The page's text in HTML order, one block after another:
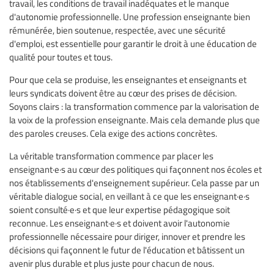
travail, les conditions de travail inadéquates et le manque
d'autonomie professionnelle. Une profession enseignante bien
rémunérée, bien soutenue, respectée, avec une sécurité
d'emploi, est essentielle pour garantir le droit à une éducation de
qualité pour toutes et tous.
Pour que cela se produise, les enseignantes et enseignants et
leurs syndicats doivent être au cœur des prises de décision.
Soyons clairs : la transformation commence par la valorisation de
la voix de la profession enseignante. Mais cela demande plus que
des paroles creuses. Cela exige des actions concrètes.
La véritable transformation commence par placer les
enseignant·e·s au cœur des politiques qui façonnent nos écoles et
nos établissements d'enseignement supérieur. Cela passe par un
véritable dialogue social, en veillant à ce que les enseignant·e·s
soient consulté·e·s et que leur expertise pédagogique soit
reconnue. Les enseignant·e·s et doivent avoir l'autonomie
professionnelle nécessaire pour diriger, innover et prendre les
décisions qui façonnent le futur de l'éducation et bâtissent un
avenir plus durable et plus juste pour chacun de nous.